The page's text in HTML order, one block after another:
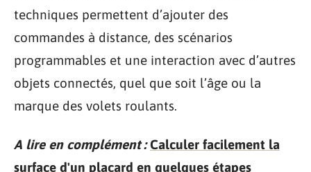
techniques permettent d’ajouter des
commandes à distance, des scénarios
programmables et une interaction avec d’autres
objets connectés, quel que soit l’âge ou la
marque des volets roulants.
A lire en complément : Calculer facilement la
surface d'un placard en quelques étapes